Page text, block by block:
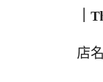
店